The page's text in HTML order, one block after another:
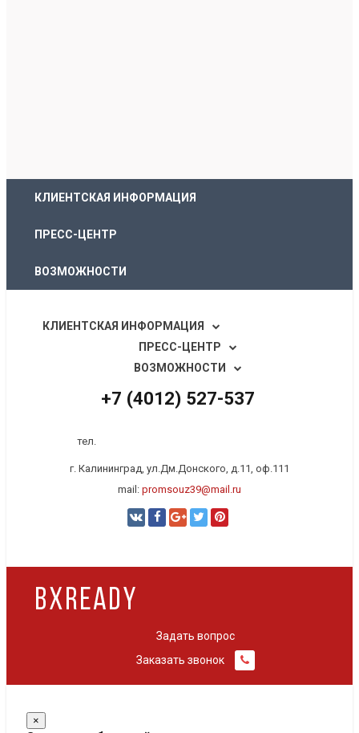
КЛИЕНТСКАЯ ИНФОРМАЦИЯ
ПРЕСС-ЦЕНТР
ВОЗМОЖНОСТИ
КЛИЕНТСКАЯ ИНФОРМАЦИЯ
ПРЕСС-ЦЕНТР
ВОЗМОЖНОСТИ
тел.
+7 (4012) 527-537
г. Калининград, ул.Дм.Донского, д.11, оф.111
mail: promsouz39@mail.ru
Задать вопрос
Заказать звонок
×